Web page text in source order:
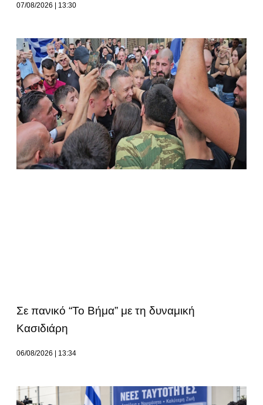
07/08/2026 13:30
Σε πανικό “Το Βήμα” με τη δυναμική
Κασιδιάρη
06/08/2026 13:34